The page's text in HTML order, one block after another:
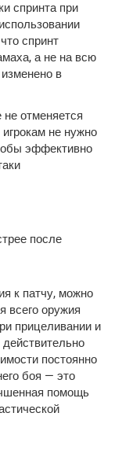
спринта при
спринт
а не на всю
в
отменяется
не нужно
эффективно
после
к патчу, можно
всего оружия
прицеливании и
постоянно
боя — это
помощь